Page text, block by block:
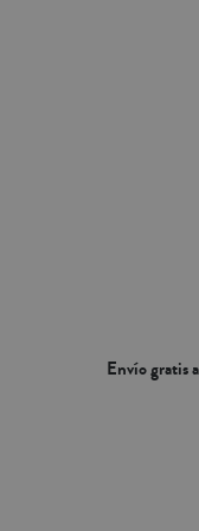
Envío gratis